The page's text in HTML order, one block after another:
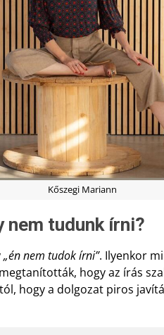
Kőszegi Mariann
nem tudunk írni?
„én nem tudok írni”. Ilyenkor
hogy az írás
hogy a dolgozat piros